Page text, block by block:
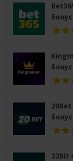
бонус
бонус
бонус
22Bit